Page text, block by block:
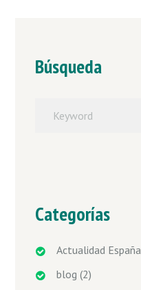
Búsqueda
Categorías
Actualidad España
blog (2)